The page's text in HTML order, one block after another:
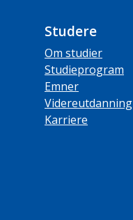
Studere
Om studier
Studieprogram
Emner
Videreutdanning
Karriere